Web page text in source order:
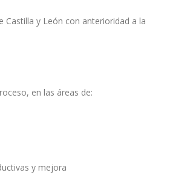
Castilla y León con anterioridad a la
en las áreas de:
y mejora